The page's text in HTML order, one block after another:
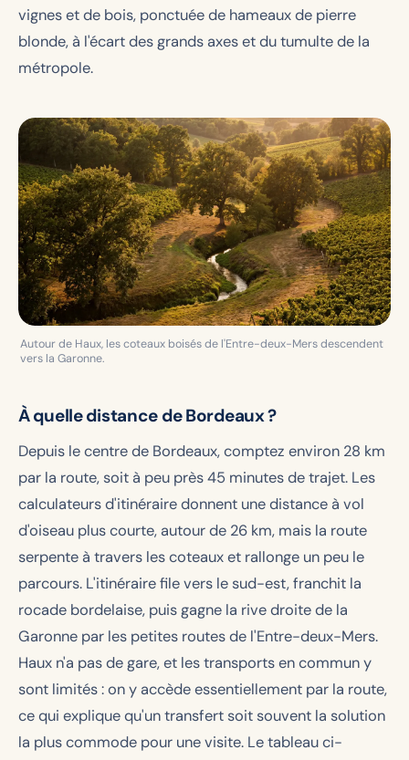
vignes et de bois, ponctuée de hameaux de pierre
blonde, à l'écart des grands axes et du tumulte de la
métropole.
Autour de Haux, les coteaux boisés de l'Entre-deux-Mers descendent
vers la Garonne.
À quelle distance de Bordeaux ?
Depuis le centre de Bordeaux, comptez environ 28 km
par la route, soit à peu près 45 minutes de trajet. Les
calculateurs d'itinéraire donnent une distance à vol
d'oiseau plus courte, autour de 26 km, mais la route
serpente à travers les coteaux et rallonge un peu le
parcours. L'itinéraire file vers le sud-est, franchit la
rocade bordelaise, puis gagne la rive droite de la
Garonne par les petites routes de l'Entre-deux-Mers.
Haux n'a pas de gare, et les transports en commun y
sont limités : on y accède essentiellement par la route,
ce qui explique qu'un transfert soit souvent la solution
la plus commode pour une visite. Le tableau ci-